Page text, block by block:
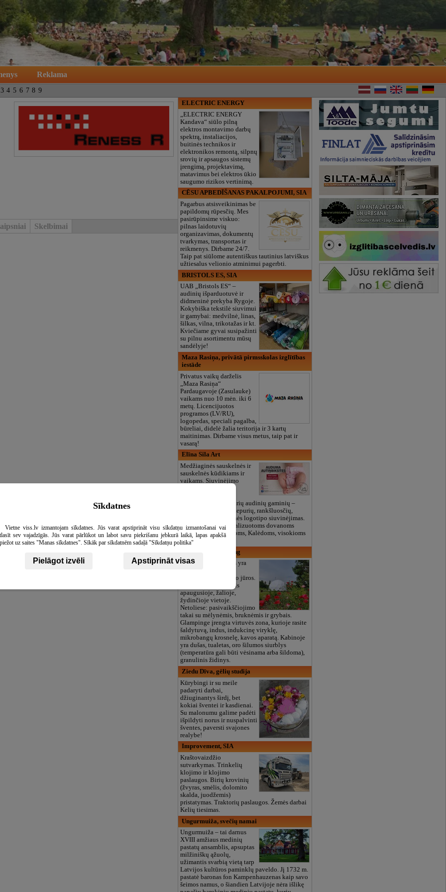
Reklama
3 4 5 6 7 8 9
Skelbimai
ELECTRIC ENERGY
„ELECTRIC ENERGY
Kandava“ siūlo pilną
elektros montavimo darbų
spektrą, instaliacijos,
buitinės technikos ir
elektronikos remontą, silpnų
srovių ir apsaugos sistemų
įrengimą, projektavimą,
matavimus bei elektros ūkio
saugumo rizikos vertinimą.
CĒSU APBEDĪŠANAS PAKALPOJUMI, SIA
Pagarbus atsisveikinimas be
papildomų rūpesčių. Mes
pasirūpinsime viskuo:
pilnas laidotuvių
organizavimas, dokumentų
tvarkymas, transportas ir
reikmenys. Dirbame 24/7.
Taip pat siūlome autentiškus tautinius latviškus
užtiesalus velionio atminimui pagerbti.
BRISTOLS ES, SIA
UAB „Bristols ES“ –
audinių išparduotuvė ir
didmeninė prekyba Rygoje.
Kokybiška tekstilė siuvimui
ir gamybai: medvilnė, linas,
šilkas, vilna, trikotažas ir kt.
Kviečiame gyvai susipažinti
su pilnu asortimentu mūsų
sandėlyje!
Maza Rasiņa, privātā pirmsskolas izglītības
iestāde
Privatus vaikų darželis
„Maza Rasiņa“
Pardaugavoje (Zasulauke)
vaikams nuo 10 mėn. iki 6
metų. Licencijuotos
programos (LV/RU),
logopedas, speciali pagalba,
būreliai, didelė žalia teritorija ir 3 kartų
maitinimas. Dirbame visus metus, taip pat ir
vasarą!
Elīna Sila Art
Medžiaginės sauskelnės ir
sauskelnės kūdikiams ir
vaikams. Siuvinėjimo
siuvinėjimas ant įvairių audinių gaminių –
marškinių, krepšių, kepurių, rankšluosčių,
prijuosčių ir kt. Įmonės logotipo siuvinėjimas.
Siuvinėjimas personalizuotoms dovanoms
vestuvėms, krikštynoms, Kalėdoms, visokioms
šventėms ir kt.
Anemones, glamping
Glamping Anemones yra
Pliencieme 900m nuo jūros.
Glamping yra pušimis
apaugusioje, žalioje,
žydinčioje vietoje.
Netoliese: pasivaikščiojimo
takai su mėlynėmis, bruknėmis ir grybais.
Glampinge įrengta virtuvės zona, kurioje rasite
šaldytuvą, indus, indukcinę viryklę,
mikrobangų krosnelę, kavos aparatą. Kabinoje
yra dušas, tualetas, oro šilumos siurblys
(temperatūra gali būti vėsinama arba šildoma),
granulinis židinys.
Ziedu Dīva, gėlių studija
Kūrybingi ir su meile
padaryti darbai,
džiuginantys širdį, bet
kokiai šventei ir kasdienai.
Su malonumu galime padėti
išpildyti norus ir nuspalvinti
šventes, paversti svajones
realybe!
Improvement, SIA
Kraštovaizdžio
sutvarkymas. Trinkelių
klojimo ir klojimo
paslaugos. Birių krovinių
(žvyras, smėlis, dolomito
skalda, juodžemis)
pristatymas. Traktorių paslaugos. Žemės darbai
Kelių tiesimas.
Ungurmuiža, svečių namai
Ungurmuiža – tai darnus
XVIII amžiaus medinių
pastatų ansamblis, apsuptas
milžiniškų ąžuolų,
užimantis svarbią vietą tarp
Latvijos kultūros paminklų paveldo. Jį 1732 m.
pastatė baronas fon Kampenhauzenas kaip savo
šeimos namus, o šiandien Latvijoje nėra išlikę
Sīkdatnes
Vietne viss.lv izmantojam sīkdatnes. Jūs varat apstiprināt visu sīkdatņu izmantošanai vai
sev vajadzīgās. Jūs varat pārlūkot un labot savu piekrišanu jebkurā laikā, lapas apakšā
uz saites "Manas sīkdatnes". Sīkāk par sīkdatnēm sadaļā "Sīkdatņu politika"
Pielāgot izvēli Apstiprināt visas